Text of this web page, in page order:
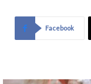
Facebook